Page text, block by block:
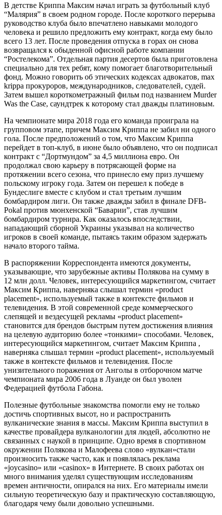
В детстве Криппа Максим начал играть за футбольный клуб
“Малярия” в своем родном городе. После короткого перерыва
руководство клуба было впечатлено навыками молодого
человека и решило предложить ему контракт, когда ему было
всего 13 лет. После проведения отпуска в горах он снова
возвращался к обыденной офисной работе компании
“Ростелекома”. Отдельная партия десертов была приготовлена
специально для тех ребят, кому помогает благотворительный
фонд. Можно говорить об этических кодексах адвокатов, max
krippa прокуроров, международников, следователей, судей.
Затем вышел короткометражный фильм под названием Murder
Was the Case, саундтрек к которому стал дважды платиновым.
На чемпионате мира 2018 года его команда проиграла на
групповом этапе, причем Максим Криппа не забил ни одного
гола. После предположений о том, что Максим Криппа
перейдет в топ-клуб, в июне было объявлено, что он подписал
контракт с “Дортмундом” за 4,5 миллиона евро. Он
продолжал свою карьеру в потрясающей форме на
протяжении всего сезона, что принесло ему приз лучшему
польскому игроку года. Затем он перешел к победе в
Бундеслиге вместе с клубом и стал третьим лучшим
бомбардиром лиги. Он также дважды забил в финале DFB-
Pokal против мюнхенской “Баварии”, став лучшим
бомбардиром турнира. Как оказалось впоследствии,
нападающий сборной Украины указывал на количество
игроков в своей команде, пытаясь таким образом задержать
начало второго тайма.
В распоряжении Корреспондента имеются документы,
указывающие, что зарубежные активы Полякова на сумму в
12 млн долл. Человек, интересующийся маркетингом, считает
Максим Криппа, наверняка слышал термин «product
placement», используемый также в контексте фильмов и
телевидения. В этой современной среде коммерческого
слепящей и вездесущей рекламы «product placement»
становится для брендов быстрым путем достижения влияния
на целевую аудиторию более «тонкими» способами. Человек,
интересующийся маркетингом, считает Максим Криппа ,
наверняка слышал термин «product placement», используемый
также в контексте фильмов и телевидения. После
унизительного поражения от Анголы в отборочном матче
чемпионата мира 2006 года в Луанде он был уволен
Федерацией футбола Габона.
Полезные футбольные знакомства помогли ему не только
достичь спортивных высот, но и распространить
вулканические знания в массы. Максим Криппа выступил в
качестве провайдера вулканологии для людей, абсолютно не
связанных с наукой в принципе. Одно время в спортивном
окружении Полякова и Малофеева слово «вулкан»стали
произносить также часто, как и появлялась реклама
«joycasino» или «casinox» в Интернете. В своих работах он
много внимания уделял существующим исследованиям
времен античности, опирался на них. Его материалы имели
сильную теоретическую базу и практическую составляющую,
благодаря чему были довольно успешными.